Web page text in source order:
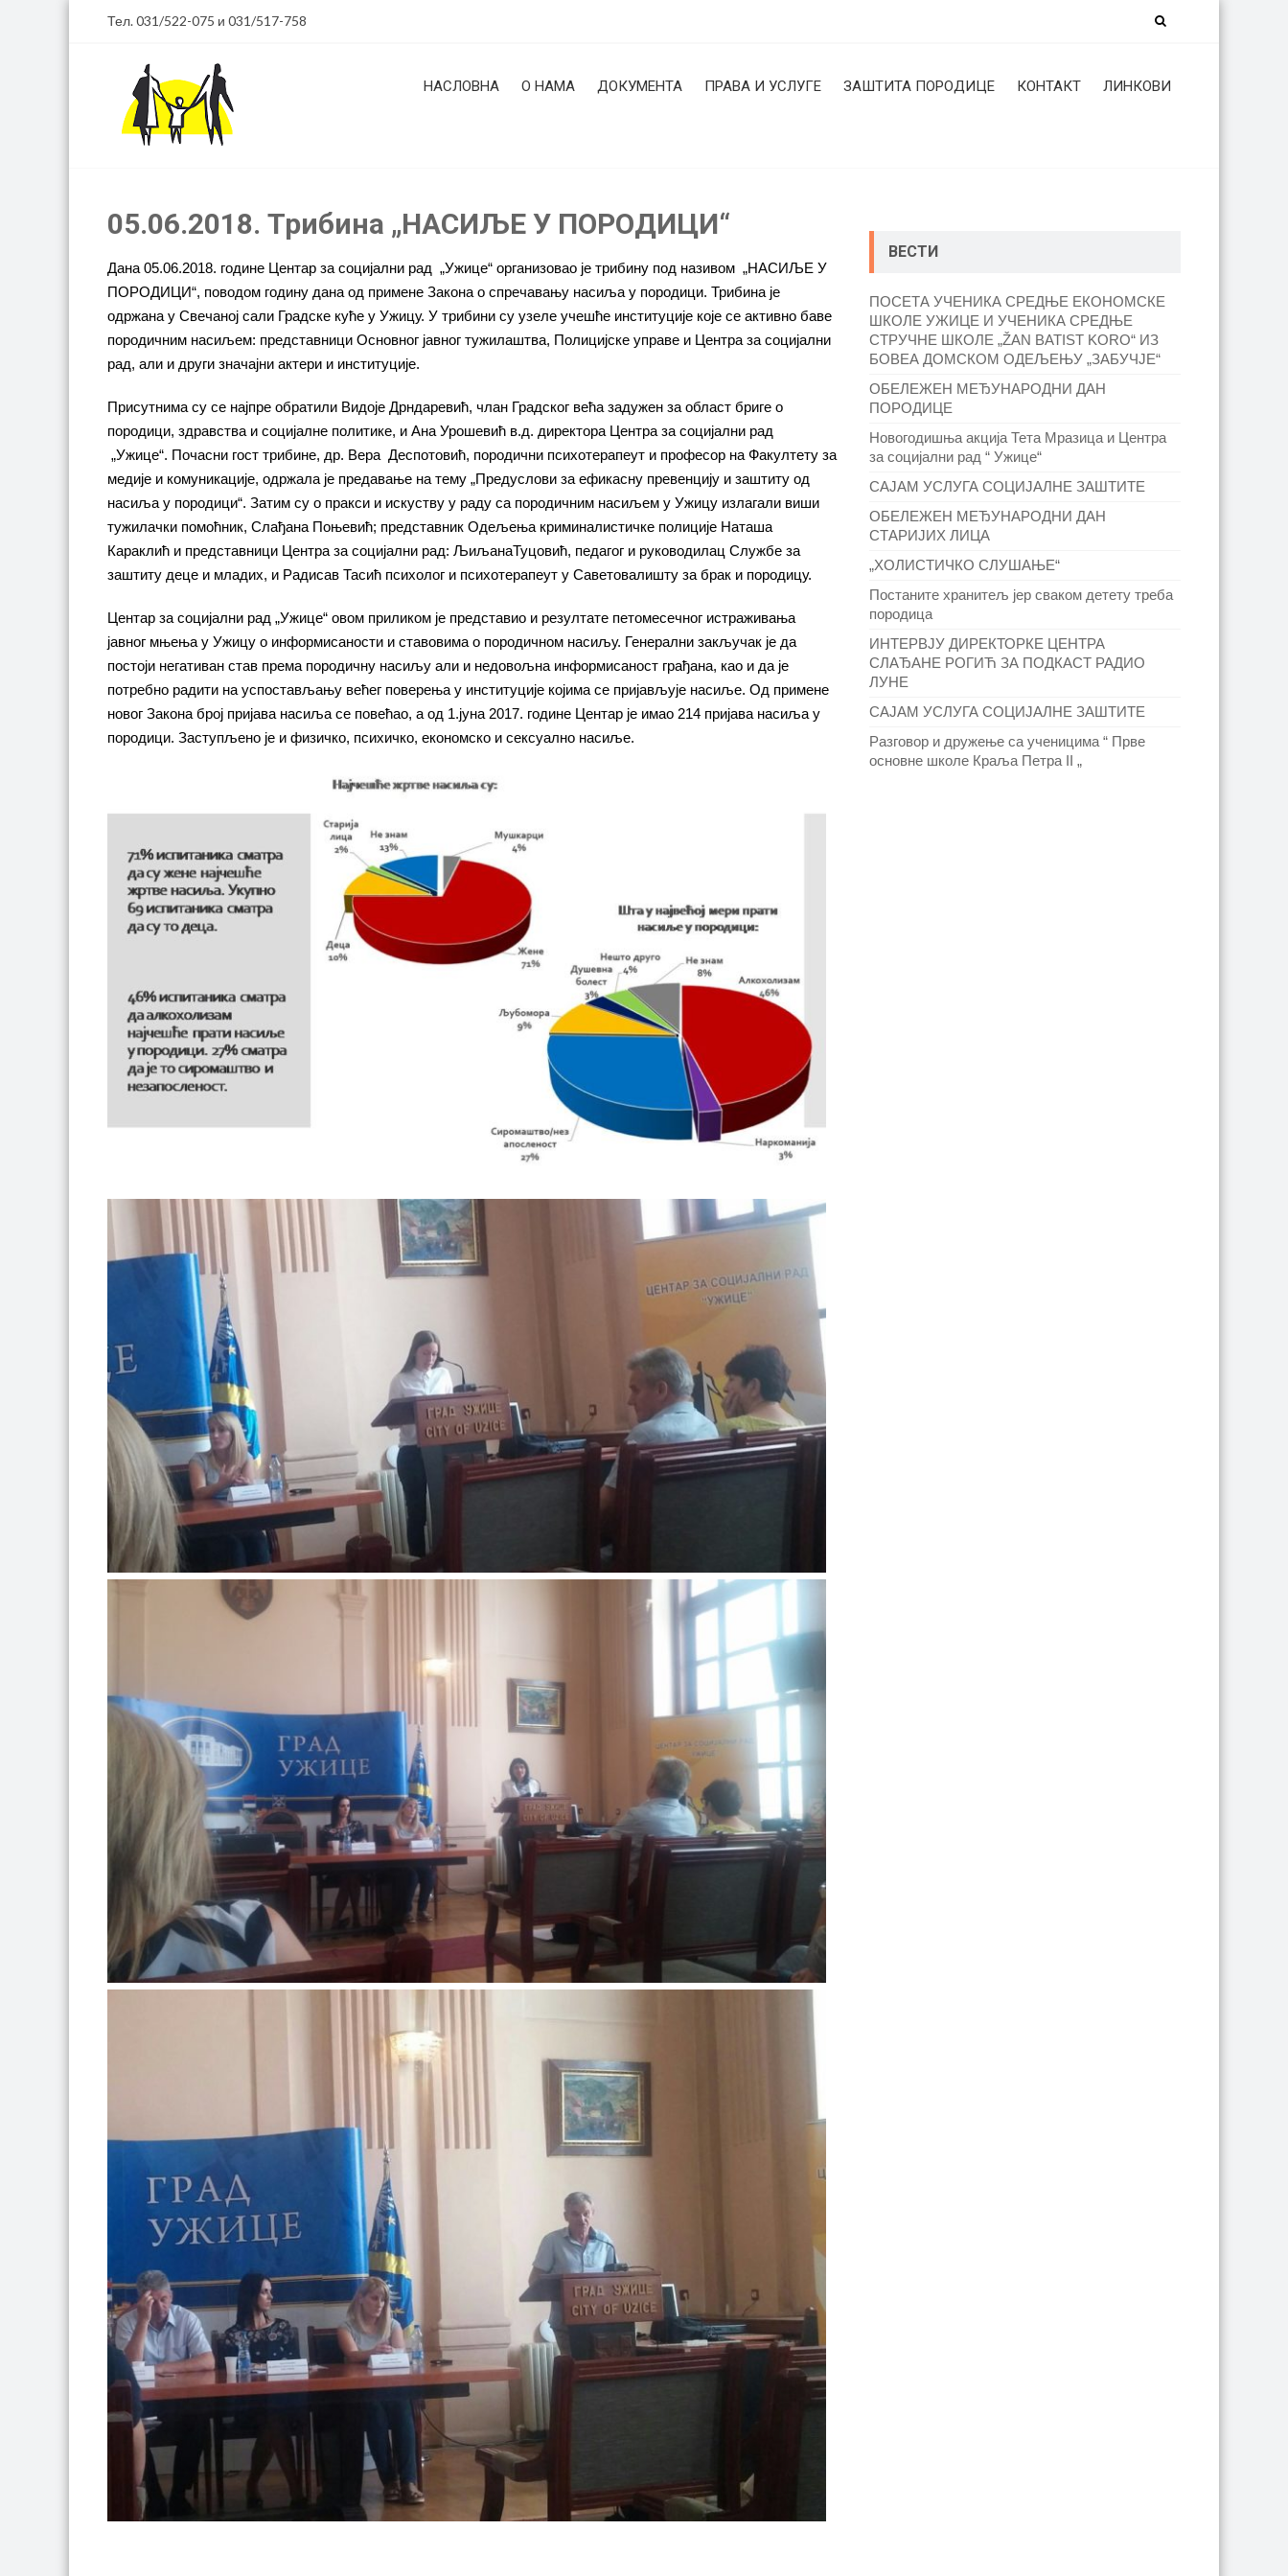
Тел. 031/522-075 и 031/517-758
НАСЛОВНА О НАМА ДОКУМЕНТА ПРАВА И УСЛУГЕ ЗАШТИТА ПОРОДИЦЕ КОНТАКТ ЛИНКОВИ
05.06.2018. Трибина „НАСИЉЕ У ПОРОДИЦИ“
Дана 05.06.2018. године Центар за социјални рад „Ужице“ организовао је трибину под називом „НАСИЉЕ У
ПОРОДИЦИ“, поводом годину дана од примене Закона о спречавању насиља у породици. Трибина је
одржана у Свечаној сали Градске куће у Ужицу. У трибини су узеле учешће институције које се активно баве
породичним насиљем: представници Основног јавног тужилаштва, Полицијске управе и Центра за социјални
рад, али и други значајни актери и институције.
Присутнима су се најпре обратили Видоје Дрндаревић, члан Градског већа задужен за област бриге о
породици, здравства и социјалне политике, и Ана Урошевић в.д. директора Центра за социјални рад
„Ужице“. Почасни гост трибине, др. Вера Деспотовић, породични психотерапеут и професор на Факултету за
медије и комуникације, одржала је предавање на тему „Предуслови за ефикасну превенцију и заштиту од
насиља у породици“. Затим су о пракси и искуству у раду са породичним насиљем у Ужицу излагали виши
тужилачки помоћник, Слађана Поњевић; представник Oдељења криминалистичке полиције Наташа
Караклић и представници Центра за социјални рад: ЉиљанаТуцовић, педагог и руководилац Службе за
заштиту деце и младих, и Радисав Тасић психолог и психотерапеут у Саветовалишту за брак и породицу.
Центар за социјални рад „Ужице“ овом приликом је представио и резултате петомесечног истраживања
јавног мњења у Ужицу о информисаности и ставовима о породичном насиљу. Генерални закључак је да
постоји негативан став према породичну насиљу али и недовољна информисаност грађана, као и да је
потребно радити на успостављању већег поверења у институције којима се пријављује насиље. Oд примене
новог Закона број пријава насиља се повећао, а од 1.јуна 2017. године Центар је имао 214 пријава насиља у
породици. Заступљено је и физичко, психичко, економско и сексуално насиље.
ВЕСТИ
ПОСЕТА УЧЕНИКА СРЕДЊЕ ЕКОНОМСКЕ
ШКОЛЕ УЖИЦЕ И УЧЕНИКА СРЕДЊЕ
СТРУЧНЕ ШКОЛЕ „ŽAN BATIST KORO“ ИЗ
БОВЕА ДОМСКОМ ОДЕЉЕЊУ „ЗАБУЧЈЕ“
ОБЕЛЕЖЕН МЕЂУНАРОДНИ ДАН
ПОРОДИЦЕ
Новогодишња акција Тета Мразица и Центра
за социјални рад “ Ужице“
САЈАМ УСЛУГА СОЦИЈАЛНЕ ЗАШТИТЕ
ОБЕЛЕЖЕН МЕЂУНАРОДНИ ДАН
СТАРИЈИХ ЛИЦА
„ХОЛИСТИЧКО СЛУШАЊЕ“
Постаните хранитељ јер сваком детету треба
породица
ИНТЕРВЈУ ДИРЕКТОРКЕ ЦЕНТРА
СЛАЂАНЕ РОГИЋ ЗА ПОДКАСТ РАДИО
ЛУНЕ
САЈАМ УСЛУГА СОЦИЈАЛНЕ ЗАШТИТЕ
Разговор и дружење са ученицима “ Прве
основне школе Краља Петра II „